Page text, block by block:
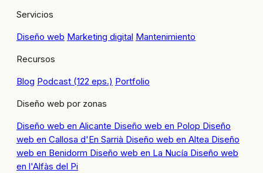
Servicios
Diseño web Marketing digital Mantenimiento
Recursos
Blog Podcast (122 eps.) Portfolio
Diseño web por zonas
Diseño web en Alicante Diseño web en Polop Diseño
web en Callosa d'En Sarrià Diseño web en Altea Diseño
web en Benidorm Diseño web en La Nucía Diseño web
en l'Alfàs del Pi